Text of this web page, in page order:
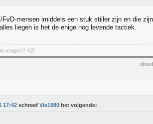
mensen imiddels een stuk stiller zijn en die
liegen is het de enige nog levende tactiek.
vragen? 42!
17:42 schreef Vis1980 het volgende: